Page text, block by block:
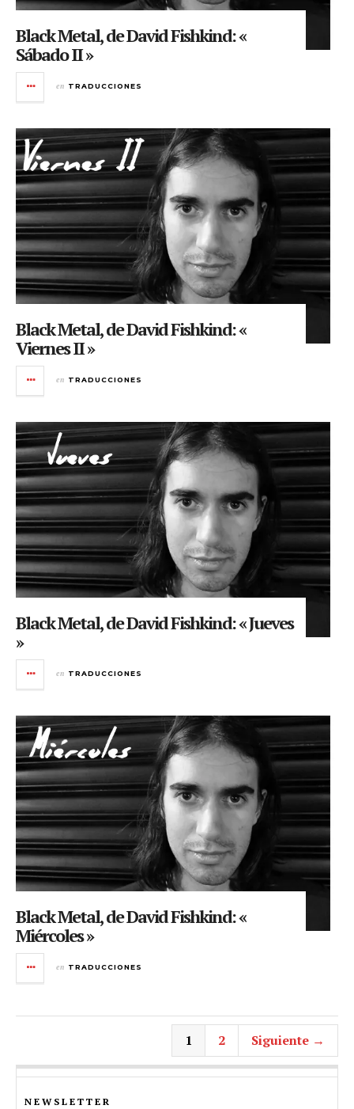
Black Metal, de David Fishkind: «
Sábado II »
en TRADUCCIONES
Black Metal, de David Fishkind: «
Viernes II »
en TRADUCCIONES
Black Metal, de David Fishkind: « Jueves
»
en TRADUCCIONES
Black Metal, de David Fishkind: «
Miércoles »
en TRADUCCIONES
1 2 Siguiente →
NEWSLETTER